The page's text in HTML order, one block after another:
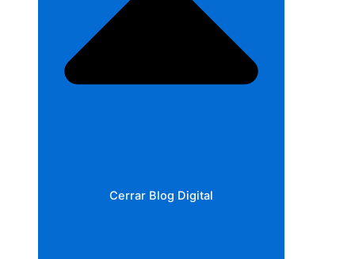
Cerrar Blog Digital